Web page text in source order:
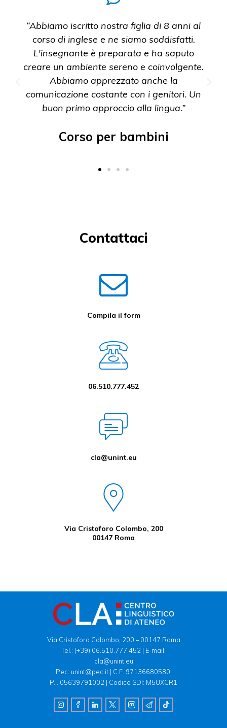
“Abbiamo iscritto nostra figlia di 8 anni al
corso di inglese e ne siamo soddisfatti.
L'insegnante è preparata e ha saputo
creare un ambiente sereno e coinvolgente.
Abbiamo apprezzato anche la
comunicazione costante con i genitori. Un
buon primo approccio alla lingua.”
Corso per bambini
Contattaci
Compila il form
06.510.777.452
cla@unint.eu
Via Cristoforo Colombo, 200
00147 Roma
Via Cristoforo Colombo, 200 – 00147 Roma
Tel.: (+39) 06.510.777.452 | E-mail:
cla@unint.eu
Pec: unint@pec.it | C.F. 97136680580
P.I. 05639791002 | Codice SDI: M5UXCR1